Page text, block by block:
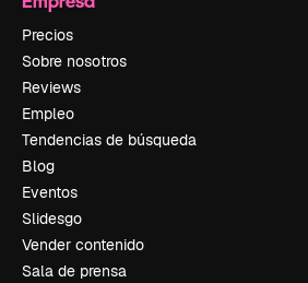
Precios
Sobre nosotros
Reviews
Empleo
Tendencias de búsqueda
Blog
Eventos
Slidesgo
Vender contenido
Sala de prensa